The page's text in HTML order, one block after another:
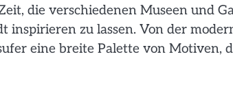
die verschiedenen Museen und
zu lassen. Von der
eine breite Palette von Motiven,